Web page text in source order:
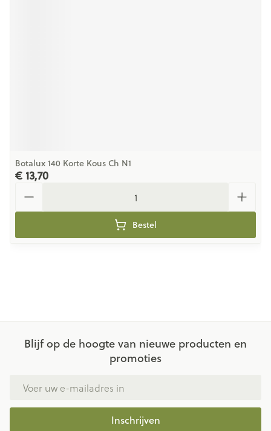
Botalux 140 Korte Kous Ch N1
€ 13,70
Bestel
Blijf op de hoogte van nieuwe producten en
promoties
Inschrijven